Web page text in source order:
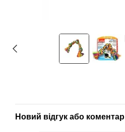
Новий відгук або коментар